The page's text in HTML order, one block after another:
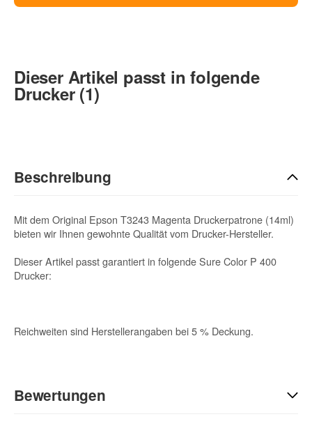
Dieser Artikel passt in folgende
Drucker (1)
Beschreibung
Mit dem Original Epson T3243 Magenta Druckerpatrone (14ml)
bieten wir Ihnen gewohnte Qualität vom Drucker-Hersteller.
Dieser Artikel passt garantiert in folgende Sure Color P 400
Drucker:
Reichweiten sind Herstellerangaben bei 5 % Deckung.
Bewertungen